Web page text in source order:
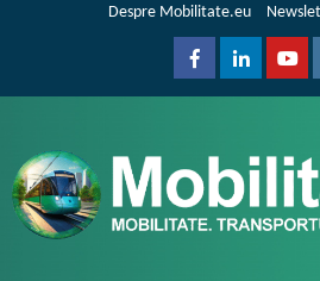
Despre Mobilitate.eu
FacebookLinkedin